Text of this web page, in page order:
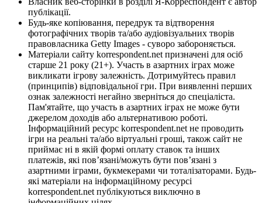
публікації.
Будь-яке копіювання, передрук та відтворення
фотографічних творів та/або аудіовізуальних творів
правовласника Getty Images - суворо забороняється.
Матеріали сайту korrespondent.net призначені для осіб
старше 21 року (21+). Участь в азартних іграх може
викликати ігрову залежність. Дотримуйтесь правил
(принципів) відповідальної гри. При виявленні перших
ознак залежності негайно зверніться до спеціаліста.
Пам'ятайте, що участь в азартних іграх не може бути
джерелом доходів або альтернативою роботі.
Інформаційний ресурс korrespondent.net не проводить
ігри на реальні та/або віртуальні гроші, також сайт не
приймає ні в якій формі оплату ставок та інших
платежів, які пов’язані/можуть бути пов’язані з
азартними іграми, букмекерами чи тоталізаторами. Будь-
які матеріали на інформаційному ресурсі
korrespondent.net публікуються виключно в